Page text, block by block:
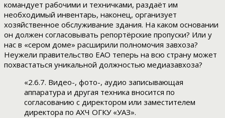
командует рабочими и техничками, раздаёт им
необходимый инвентарь, наконец, организует
хозяйственное обслуживание здания. На каком основании
он должен согласовывать репортёрские пропуски? Или у
нас в «сером доме» расширили полномочия завхоза?
Неужели правительство ЕАО теперь на всю страну может
похвастаться уникальной должностью медиазавхоза?
«2.6.7. Видео-, фото-, аудио записывающая
аппаратура и другая техника вносится по
согласованию с директором или заместителем
директора по АХЧ ОГКУ «УАЗ».